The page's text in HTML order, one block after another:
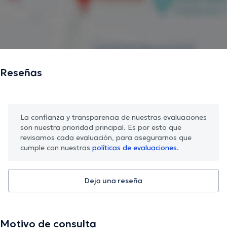
Reseñas
La confianza y transparencia de nuestras evaluaciones
son nuestra prioridad principal. Es por esto que
revisamos cada evaluación, para asegurarnos que
cumple con nuestras políticas de evaluaciones.
Deja una reseña
Motivo de consulta